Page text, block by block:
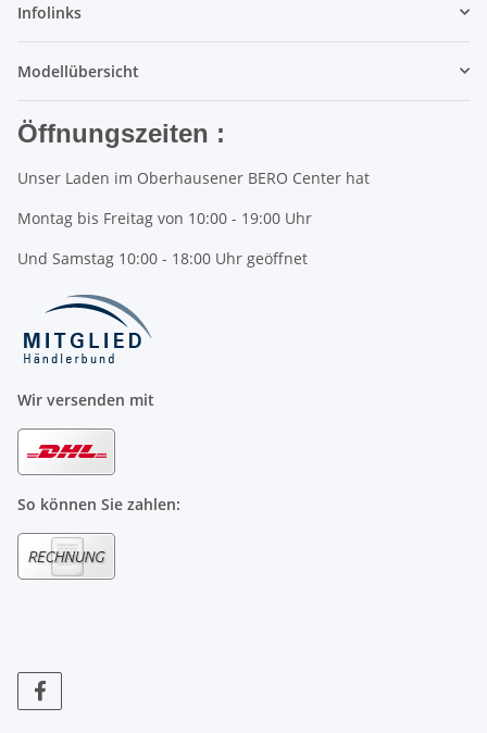
Infolinks
Modellübersicht
Öffnungszeiten :
Unser Laden im Oberhausener BERO Center hat
Montag bis Freitag von 10:00 - 19:00 Uhr
Und Samstag 10:00 - 18:00 Uhr geöffnet
Wir versenden mit
So können Sie zahlen: